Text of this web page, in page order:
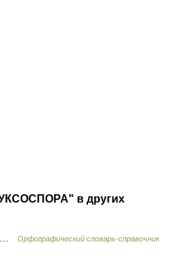
в других
… Орфографический словарь-справочник